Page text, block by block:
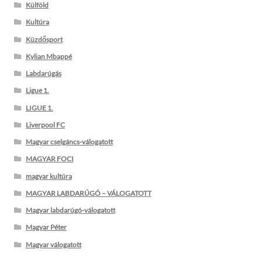
Külföld
Kultúra
Küzdősport
Kylian Mbappé
Labdarúgás
Ligue 1.
LIGUE 1.
Liverpool FC
Magyar cselgáncs-válogatott
MAGYAR FOCI
magyar kultúra
MAGYAR LABDARÚGÓ – VÁLOGATOTT
Magyar labdarúgó-válogatott
Magyar Péter
Magyar válogatott